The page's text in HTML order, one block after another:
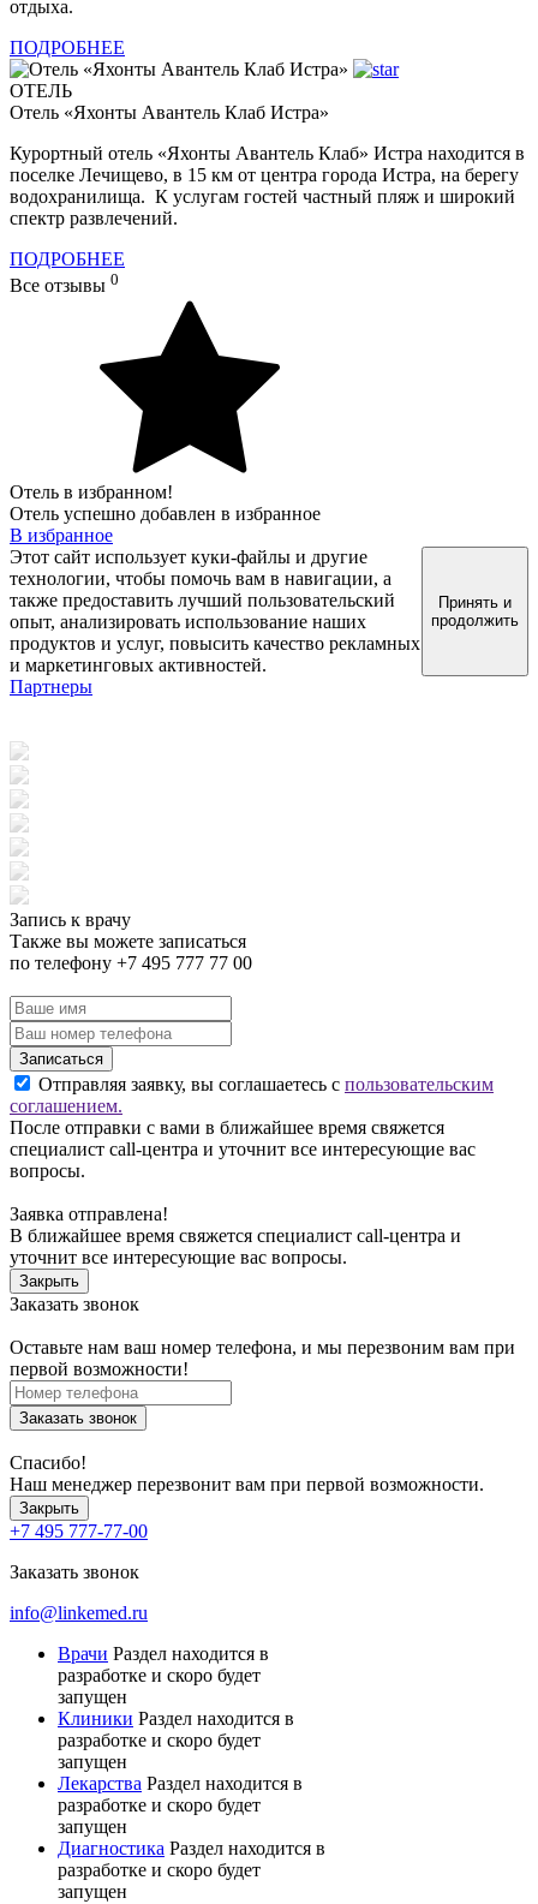
отдыха.
ПОДРОБНЕЕ
ОТЕЛЬ
Отель «Яхонты Авантель Клаб Истра»
Курортный отель «Яхонты Авантель Клаб» Истра находится в
поселке Лечищево, в 15 км от центра города Истра, на берегу
водохранилища. К услугам гостей частный пляж и широкий
спектр развлечений.
ПОДРОБНЕЕ
Все отзывы 0
Отель в избранном!
Отель успешно добавлен в избранное
В избранное
Этот сайт использует куки-файлы и другие
технологии, чтобы помочь вам в навигации, а
также предоставить лучший пользовательский
опыт, анализировать использование наших
продуктов и услуг, повысить качество рекламных
и маркетинговых активностей.
Принять и
продолжить
Партнеры
Запись к врачу
Также вы можете записаться
по телефону +7 495 777 77 00
Записаться
Отправляя заявку, вы соглашаетесь с пользовательским
соглашением.
После отправки с вами в ближайшее время свяжется
специалист call-центра и уточнит все интересующие вас
вопросы.
Заявка отправлена!
В ближайшее время свяжется специалист call-центра и
уточнит все интересующие вас вопросы.
Закрыть
Заказать звонок
Оставьте нам ваш номер телефона, и мы перезвоним вам при
первой возможности!
Заказать звонок
Спасибо!
Наш менеджер перезвонит вам при первой возможности.
Закрыть
+7 495 777-77-00
Заказать звонок
info@linkemed.ru
Врачи Раздел находится в
разработке и скоро будет
запущен
Клиники Раздел находится в
разработке и скоро будет
запущен
Лекарства Раздел находится в
разработке и скоро будет
запущен
Диагностика Раздел находится в
разработке и скоро будет
запущен